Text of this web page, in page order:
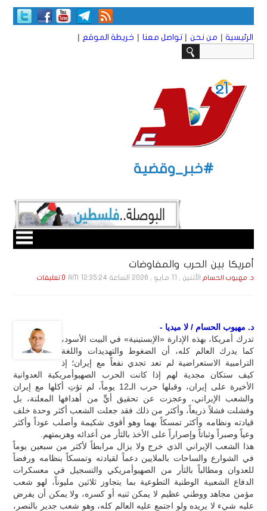
الرئيسية | من نحن | تواصل معنا | خريطة الموقع |
#خبر_وقضية
أمريكا بين الحرب والمفاوضات
د. مهيوب الحسام الأثنين , 11 مـايـو , 2026 الساعة 12:35:24 AM 0 تعليقات
د. مهيوب الحسام / لا ميديا -
تدرك أمريكا، بهذه الإدارة «الإبستينية» في البيت الأسود،
كما يدرك العالم كله، أن الضغوط والتهديدات واللغة
الترامبية الاستعراضية لم تعد تجدي نفعاً مع إيران؛ إذ
كيف ستكان مجدية لهم إذا كانت الحرب الصهيوأمريكية العدوانية
الأخيرة على إيران، وقبلها حرب الـ12 يوماً، لم تؤتِ أكلها مع إيران
والشعب الإيراني، وعجزت عن تحقيق أيٍّ من أهدافها المعلنة، بل
وفشلت فشلاً ذريعاً، وأكثر من ذلك فقد جعلت الشعب أكثر وحدة خلف
قيادته ونظامه وأكثر تمسكاً بهما وهو أقوى شكيمة وأصلب عوداً وأكثر
وعياً وصبراً وثباتاً وإصراراً على الأخذ بالثأر من أعدائه وهزيمتهم.
هذا الشعب الإيراني الذي خرج ولا يزال مرابطاً لأكثر من سبعين يوماً
في الشوارع والساحات بالملايين دعماً لقيادته وتمسكاً بنظامه ورفضاً
للعدوان ومطالباً بالثأر من الصهيوأمريكي والتسجيل في معسكرات
الدفاع الشعبية الوطنية التطوعية بما يتجاوز ثلاثين مليوناً، لهو شعب
مؤمن مجاهد ووطني عظيم لا يمكن ثنيه أو كسره، ولا يمكن أن يفرض
عليه شيء لا يريده ولو اجتمع عليه العالم كله، وهو شعب جدير بالنصر،